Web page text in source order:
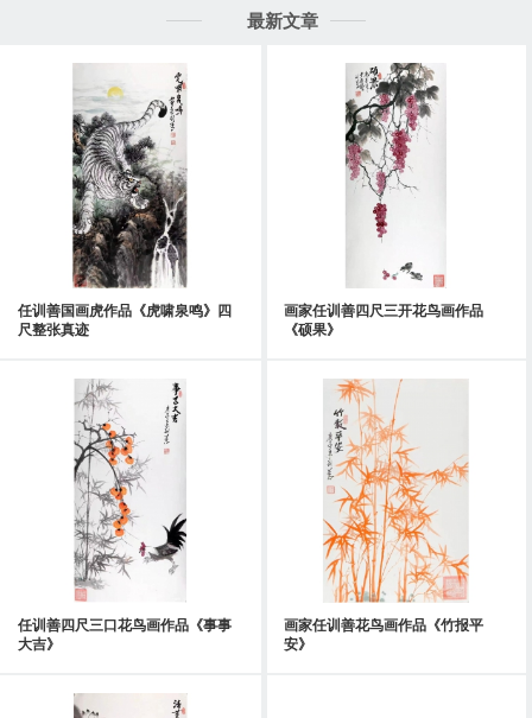
最新文章
任训善国画虎作品《虎啸泉鸣》四
尺整张真迹
画家任训善四尺三开花鸟画作品
《硕果》
任训善四尺三口花鸟画作品《事事
大吉》
画家任训善花鸟画作品《竹报平
安》